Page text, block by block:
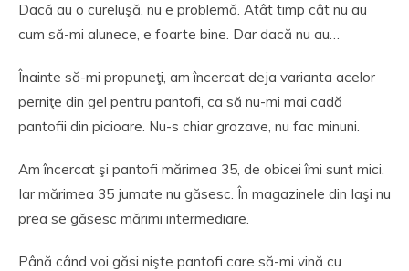
Dacă au o cureluşă, nu e problemă. Atât timp cât nu au
cum să-mi alunece, e foarte bine. Dar dacă nu au…
Înainte să-mi propuneţi, am încercat deja varianta acelor
perniţe din gel pentru pantofi, ca să nu-mi mai cadă
pantofii din picioare. Nu-s chiar grozave, nu fac minuni.
Am încercat şi pantofi mărimea 35, de obicei îmi sunt mici.
Iar mărimea 35 jumate nu găsesc. În magazinele din Iaşi nu
prea se găsesc mărimi intermediare.
Până când voi găsi nişte pantofi care să-mi vină cu